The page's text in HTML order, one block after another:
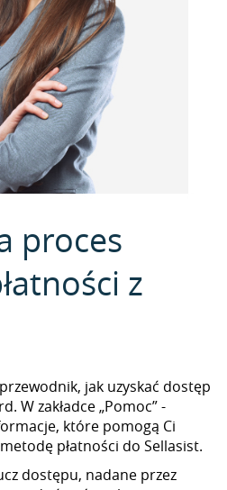
proces
z
jak uzyskać dostęp
W zakładce „Pomoc” -
które pomogą Ci
płatności do Sellasist.
dostępu, nadane przez